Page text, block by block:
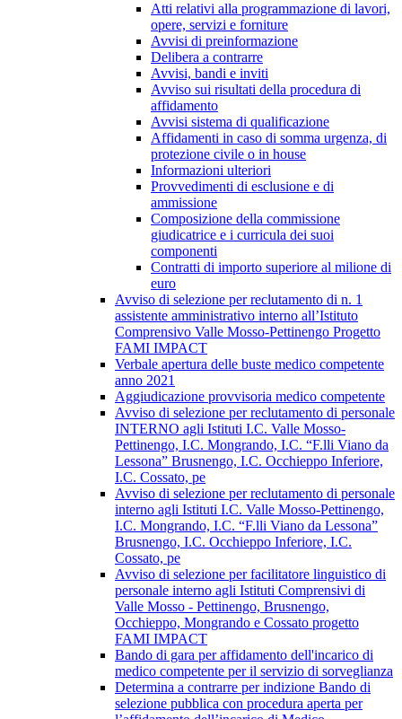
Atti relativi alla programmazione di lavori,
opere, servizi e forniture
Avvisi di preinformazione
Delibera a contrarre
Avvisi, bandi e inviti
Avviso sui risultati della procedura di
affidamento
Avvisi sistema di qualificazione
Affidamenti in caso di somma urgenza, di
protezione civile o in house
Informazioni ulteriori
Provvedimenti di esclusione e di
ammissione
Composizione della commissione
giudicatrice e i curricula dei suoi
componenti
Contratti di importo superiore al milione di
euro
Avviso di selezione per reclutamento di n. 1
assistente amministrativo interno all’Istituto
Comprensivo Valle Mosso-Pettinengo Progetto
FAMI IMPACT
Verbale apertura delle buste medico competente
anno 2021
Aggiudicazione provvisoria medico competente
Avviso di selezione per reclutamento di personale
INTERNO agli Istituti I.C. Valle Mosso-
Pettinengo, I.C. Mongrando, I.C. “F.lli Viano da
Lessona” Brusnengo, I.C. Occhieppo Inferiore,
I.C. Cossato, pe
Avviso di selezione per reclutamento di personale
interno agli Istituti I.C. Valle Mosso-Pettinengo,
I.C. Mongrando, I.C. “F.lli Viano da Lessona”
Brusnengo, I.C. Occhieppo Inferiore, I.C.
Cossato, pe
Avviso di selezione per facilitatore linguistico di
personale interno agli Istituti Comprensivi di
Valle Mosso - Pettinengo, Brusnengo,
Occhieppo, Mongrando e Cossato progetto
FAMI IMPACT
Bando di gara per affidamento dell'incarico di
medico competente per il servizio di sorveglianza
Determina a contrarre per indizione Bando di
selezione pubblica con procedura aperta per